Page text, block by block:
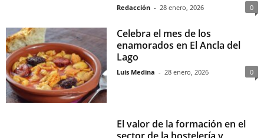
Redacción - 28 enero, 2026 0
Celebra el mes de los
enamorados en El Ancla del
Lago
Luis Medina - 28 enero, 2026 0
El valor de la formación en el